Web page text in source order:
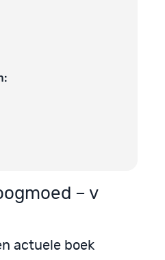
– v
actuele boek